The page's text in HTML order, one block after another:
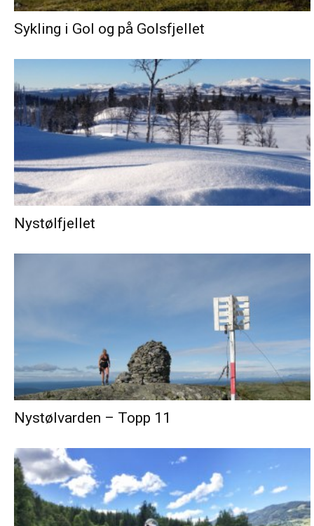
Sykling i Gol og på Golsfjellet
Nystølfjellet
Nystølvarden – Topp 11